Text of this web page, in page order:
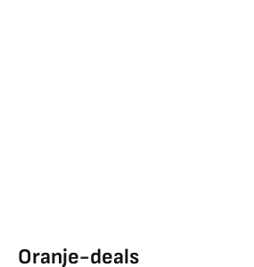
Oranje-deals